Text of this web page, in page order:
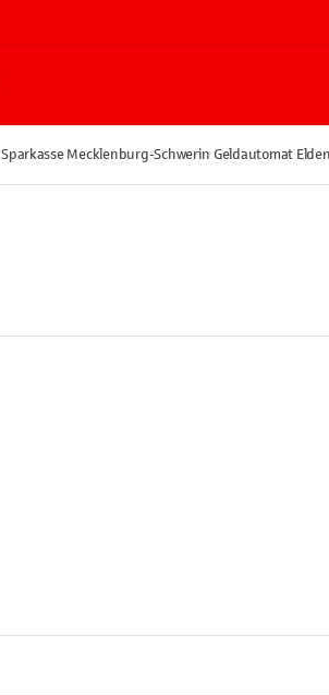
Sparkasse Mecklenburg-Schwerin Geldautomat